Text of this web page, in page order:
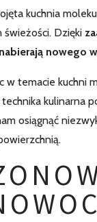
kuchnia
świeżości. Dzięki
nowego
w temacie kuchni
technika kulinarna
osiągnąć